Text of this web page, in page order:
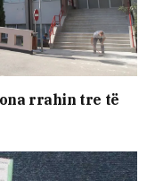
rrahin tre të